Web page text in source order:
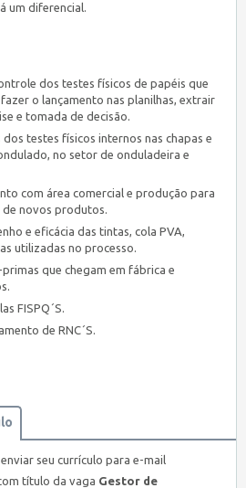
um diferencial.
dos testes físicos de papéis que
o lançamento nas planilhas, extrair
e tomada de decisão.
testes físicos internos nas chapas e
no setor de onduladeira e
com área comercial e produção para
novos produtos.
e eficácia das tintas, cola PVA,
utilizadas no processo.
que chegam em fábrica e
FISPQ´S.
de RNC´S.
seu currículo para e-mail
título da vaga Gestor de